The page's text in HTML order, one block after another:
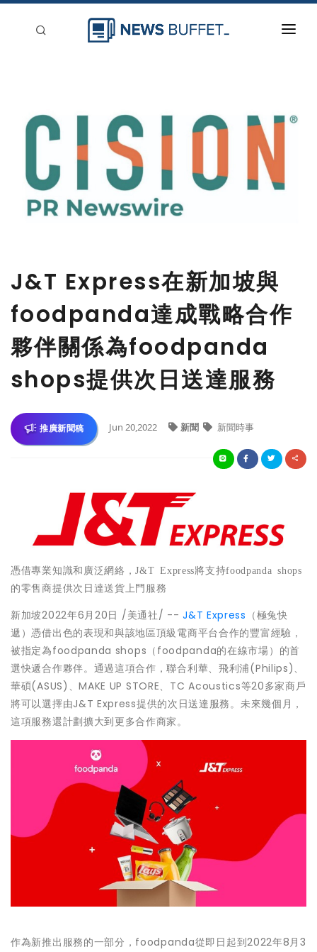
登入
J&T Express在新加坡與
foodpanda達成戰略合作
夥伴關係為foodpanda
shops提供次日送達服務
推廣新聞稿 Jun 20,2022 新聞 新聞時事
憑借專業知識和廣泛網絡， J&T Express將支持foodpanda shops
的零售商提供次日達送貨上門服務
新加坡2022年6月20日 /美通社/ --J&T Express （極兔快
遞）憑借出色的表現和與該地區頂級電商平台合作的豐富經驗，
被指定為foodpanda shops（foodpanda的在線市場）的首
選快遞合作夥伴。通過這項合作，聯合利華、飛利浦(Philips)、
華碩(ASUS)、MAKE UP STORE、TC Acoustics等20多家商戶
將可以選擇由J&T Express提供的次日送達服務。未來幾個月，
這項服務還計劃擴大到更多合作商家。
作為新推出服務的一部分，foodpanda從即日起到2022年8月3